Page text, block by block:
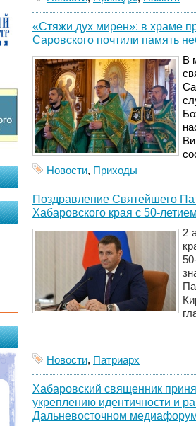
«Стяжи дух мирен»: в храме
Саровского почтили память
В
Новости, Приходы
Поздравление Святейшего
Хабаровского края с 50-
2
Новости, Патриарх
Хабаровский священник
укреплению идентичности и
Дальневосточном